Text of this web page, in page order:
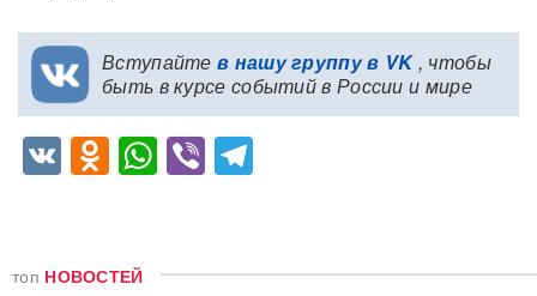
Вступайте в нашу группу в VK, чтобы
быть в курсе событий в России и мире
VKOdnoklassniki
WhatsApp
Viber
топ НОВОСТЕЙ